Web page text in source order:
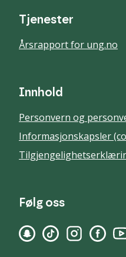
Tjenester
Årsrapport for ung.no
Innhold
Personvern og
Informasjonskapsler
Følg oss